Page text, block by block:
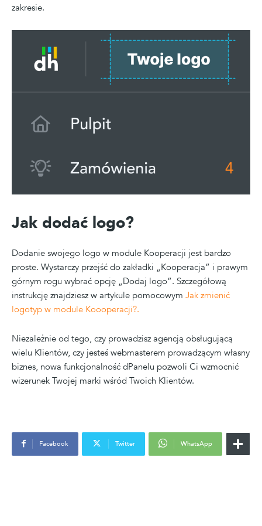
zakresie.
Jak dodać logo?
Dodanie swojego logo w module Kooperacji jest bardzo
proste. Wystarczy przejść do zakładki „Kooperacja” i prawym
górnym rogu wybrać opcję „Dodaj logo”. Szczegółową
instrukcję znajdziesz w artykule pomocowym Jak zmienić
logotyp w module Koooperacji?.
Niezależnie od tego, czy prowadzisz agencją obsługującą
wielu Klientów, czy jesteś webmasterem prowadzącym własny
biznes, nowa funkcjonalność dPanelu pozwoli Ci wzmocnić
wizerunek Twojej marki wśród Twoich Klientów.
Facebook Twitter WhatsApp